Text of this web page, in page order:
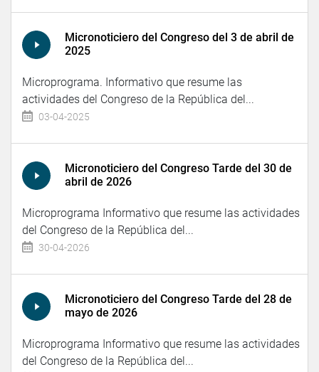
Micronoticiero del Congreso del 3 de abril de
2025
Microprograma. Informativo que resume las
actividades del Congreso de la República del...
03-04-2025
Micronoticiero del Congreso Tarde del 30 de
abril de 2026
Microprograma Informativo que resume las actividades
del Congreso de la República del...
30-04-2026
Micronoticiero del Congreso Tarde del 28 de
mayo de 2026
Microprograma Informativo que resume las actividades
del Congreso de la República del...